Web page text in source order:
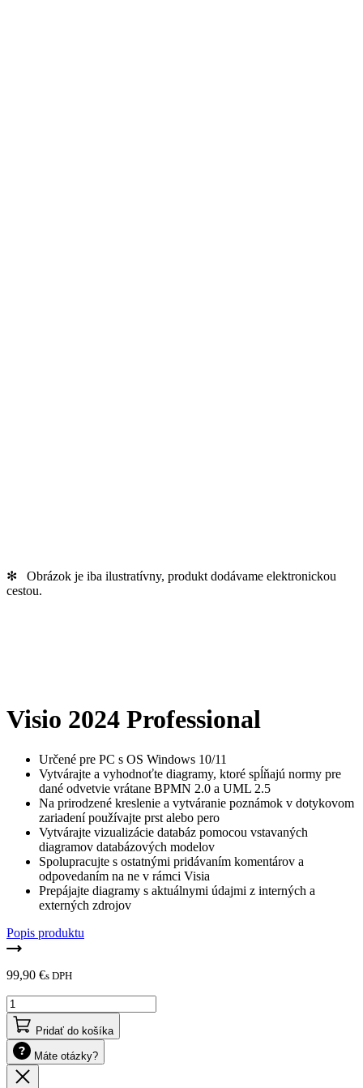
✻ Obrázok je iba ilustratívny, produkt dodávame elektronickou
cestou.
Visio 2024 Professional
Určené pre PC s OS Windows 10/11
Vytvárajte a vyhodnoťte diagramy, ktoré spĺňajú normy pre
dané odvetvie vrátane BPMN 2.0 a UML 2.5
Na prirodzené kreslenie a vytváranie poznámok v dotykovom
zariadení používajte prst alebo pero
Vytvárajte vizualizácie databáz pomocou vstavaných
diagramov databázových modelov
Spolupracujte s ostatnými pridávaním komentárov a
odpovedaním na ne v rámci Visia
Prepájajte diagramy s aktuálnymi údajmi z interných a
externých zdrojov
Popis produktu
99,90 €s DPH
množstvo
Visio
2024
Professional
Pridať do košíka
Máte otázky?